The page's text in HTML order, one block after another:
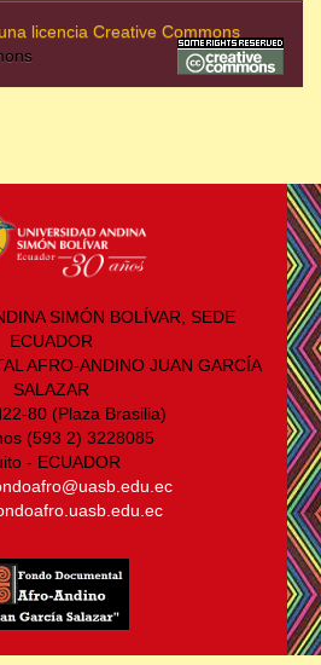
licencia Creative Commons
SIMÓN BOLÍVAR, SEDE
ECUADOR
AFRO-ANDINO JUAN GARCÍA
SALAZAR
80 (Plaza Brasilia)
(593 2) 3228085
- ECUADOR